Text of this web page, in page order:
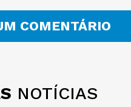
COMENTÁRIO
NOTÍCIAS